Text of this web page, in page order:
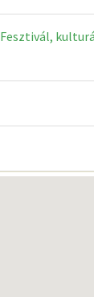
Fesztivál,